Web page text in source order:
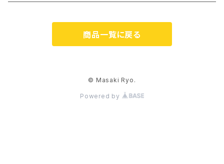
カスパリ（Caspari）
商品一覧に戻る
© Masaki Ryo.
Powered by